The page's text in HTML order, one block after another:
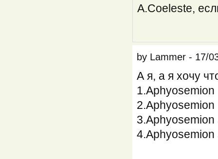
A.Coeleste,
by Lammer - 17/
А я, а я хочу